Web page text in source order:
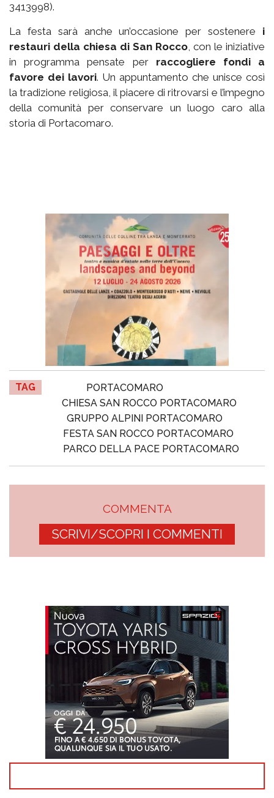
3413998).
La festa sarà anche un’occasione per sostenere i
restauri della chiesa di San Rocco, con le iniziative
in programma pensate per raccogliere fondi a
favore dei lavori. Un appuntamento che unisce così
la tradizione religiosa, il piacere di ritrovarsi e l’impegno
della comunità per conservare un luogo caro alla
storia di Portacomaro.
TAG
PORTACOMARO
CHIESA SAN ROCCO PORTACOMARO
GRUPPO ALPINI PORTACOMARO
FESTA SAN ROCCO PORTACOMARO
PARCO DELLA PACE PORTACOMARO
COMMENTA
SCRIVI/SCOPRI I COMMENTI